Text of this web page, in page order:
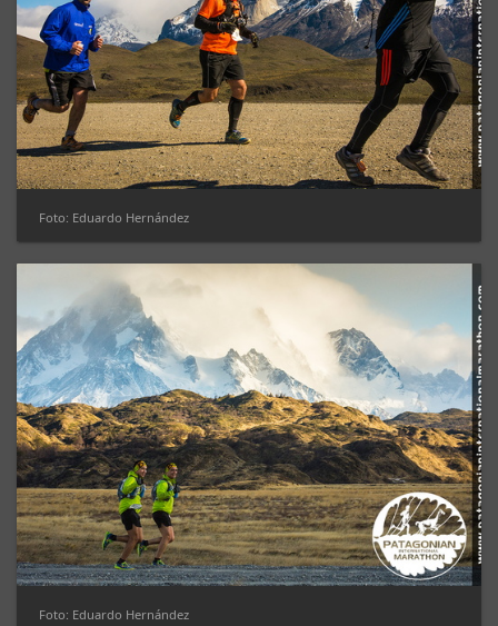
Foto: Eduardo Hernández
Foto: Eduardo Hernández